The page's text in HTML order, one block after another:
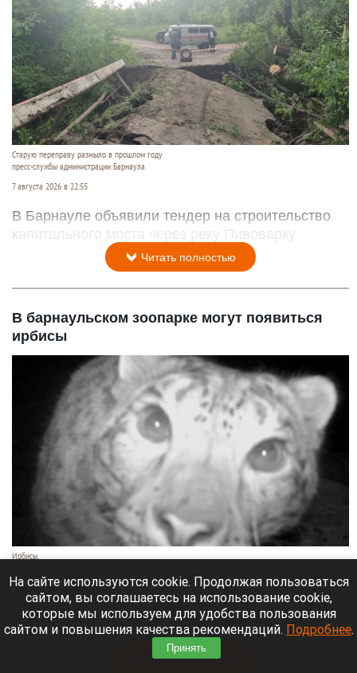
Старую переправу размыло в прошлом году
пресс-службы администрации Барнаула
7 августа 2026 в 22:55
В Барнауле объявили тендер на строительство
капитального моста через реку Пивоварку.
Читать полностью
В барнаульском зоопарке могут появиться
ирбисы
Ирбисы.
7 августа 2026 в 22:35
В зоопарке «Лесная сказка» построили два
просторных вольера для снежных барсов.
Читать полностью
На сайте используются cookie. Продолжая пользоваться
сайтом, вы соглашаетесь на использование cookie,
которые мы используем для удобства пользования
сайтом и повышения качества рекомендаций. Подробнее.
Принять